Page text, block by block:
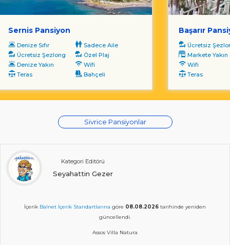
Sernis Pansiyon
Denize Sıfır
Sadece Aile
Ücretsiz Şezlong
Özel Plaj
Denize Yakın
Wifi
Teras
Bahçeli
Başarır
Ücretsiz
Markete Yakın
Wifi
Teras
Sivrice Pansiyonlar
Kategori Editörü
Seyahattin Gezer
İçerik Balnet İçerik Standartlarına göre 08.08.2026 tarihinde yeniden
güncellendi.
Assos Villa Natura